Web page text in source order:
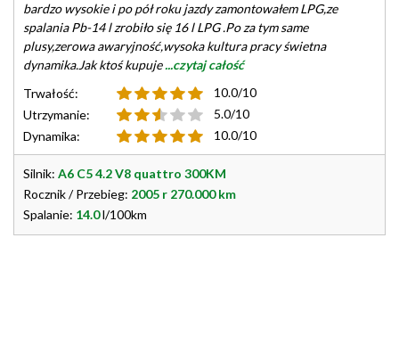
bardzo wysokie i po pół roku jazdy zamontowałem LPG,ze
spalania Pb-14 l zrobiło się 16 l LPG .Po za tym same
plusy,zerowa awaryjność,wysoka kultura pracy świetna
dynamika.Jak ktoś kupuje...czytaj całość
Trwałość:
10.0/10
Utrzymanie:
5.0/10
Dynamika:
10.0/10
Silnik: A6 C5 4.2 V8 quattro 300KM
Rocznik / Przebieg: 2005 r 270.000 km
Spalanie: 14.0l/100km